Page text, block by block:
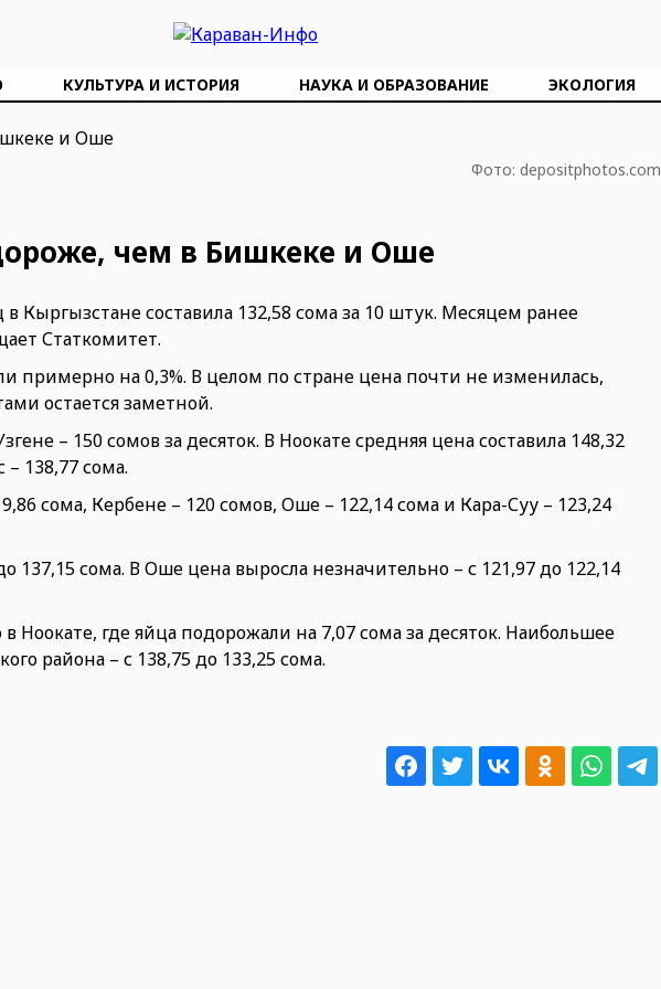
КУЛЬТУРА И ИСТОРИЯ НАУКА И ОБРАЗОВАНИЕ ЭКОЛОГИЯ
Фото: depositphotos.com
чем в Бишкеке и Оше
Кыргызстане составила 132,58 сома за 10 штук. Месяцем ранее
Статкомитет.
примерно на 0,3%. В целом по стране цена почти не изменилась,
остается заметной.
– 150 сомов за десяток. В Ноокате средняя цена составила 148,32
138,77 сома.
сома, Кербене – 120 сомов, Оше – 122,14 сома и Кара-Суу – 123,24
137,15 сома. В Оше цена выросла незначительно – с 121,97 до 122,14
где яйца подорожали на 7,07 сома за десяток. Наибольшее
района – с 138,75 до 133,25 сома.